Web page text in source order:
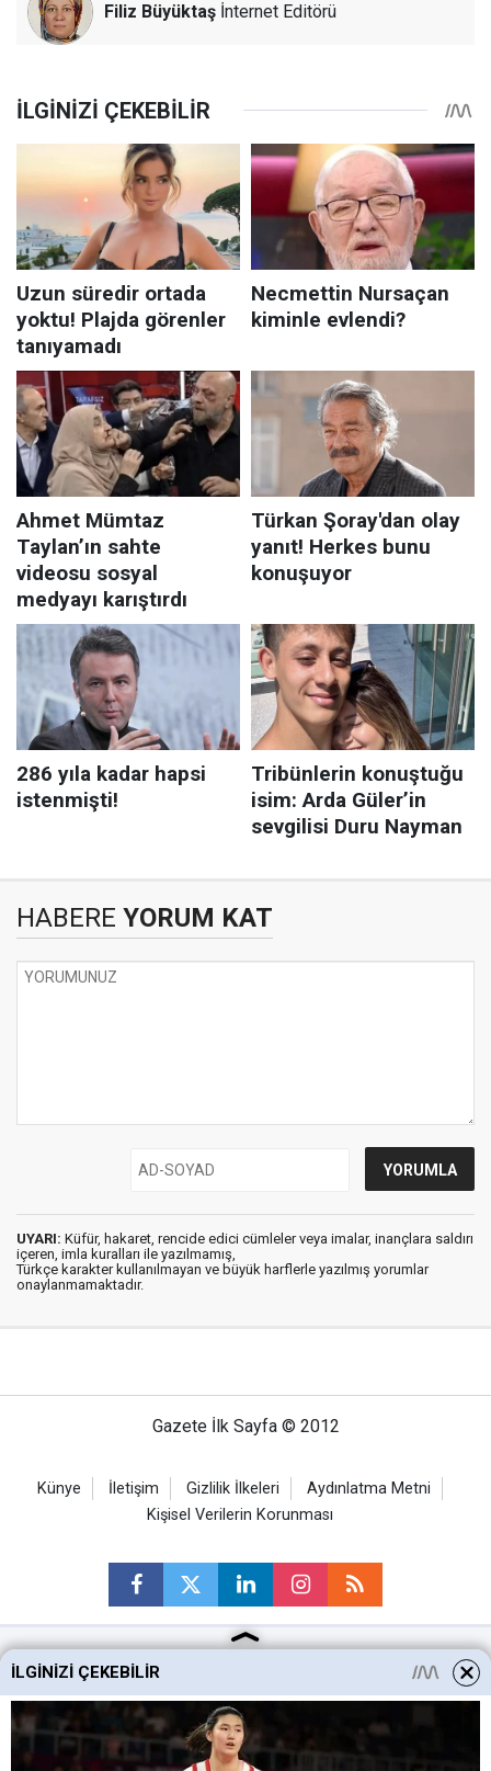
Filiz Büyüktaş İnternet Editörü
HABERE YORUM KAT
UYARI: Küfür, hakaret, rencide edici cümleler veya imalar, inançlara saldırı
içeren, imla kuralları ile yazılmamış,
Türkçe karakter kullanılmayan ve büyük harflerle yazılmış yorumlar
onaylanmamaktadır.
Gazete İlk Sayfa © 2012
Künye İletişim Gizlilik İlkeleri
Aydınlatma Metni
Kişisel Verilerin Korunması
Ankara Haberleri
Keçiören Haberleri
Altındağ Haberleri
İLGINIZI ÇEKEBILIR